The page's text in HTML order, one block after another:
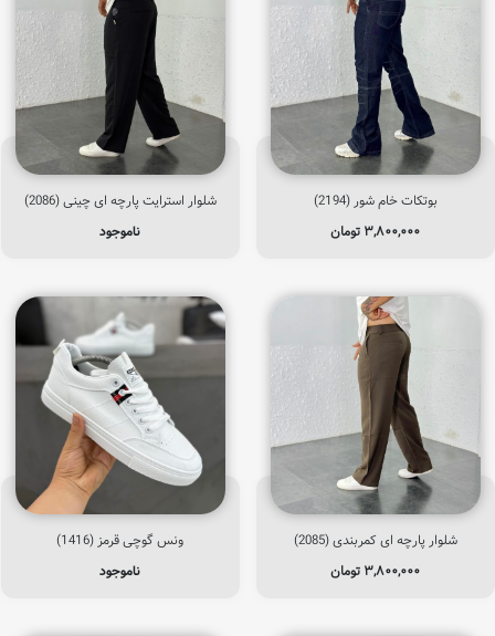
بوتکات خام شور (2194)
۳,۸۰۰,۰۰۰تومان
شلوار استرایت پارچه ای چینی (2086)
ناموجود
شلوار پارچه ای کمربندی (2085)
۳,۸۰۰,۰۰۰تومان
ونس گوچی قرمز (1416)
ناموجود